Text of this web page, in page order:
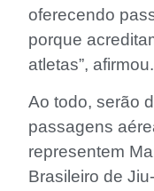
oferecendo
porque
atletas”, afirmou.
Ao todo, serão
passagens
representem
Brasileiro de